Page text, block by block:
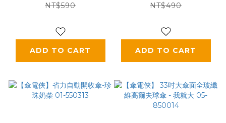
NT$590
ADD TO CART
NT$490
ADD TO CART